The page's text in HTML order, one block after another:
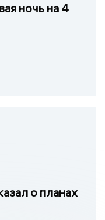
ночь на 4
о планах